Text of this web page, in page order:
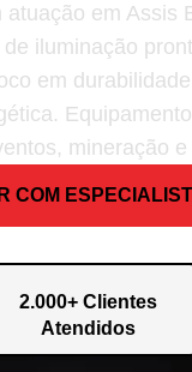
atuação em Assis
iluminação
em
mineração
COM
2.000+ Clientes
Atendidos